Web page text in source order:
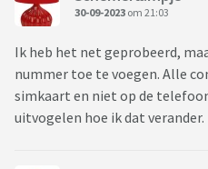
30-09-2023 om 21:03
Ik heb het net geprobeerd,
nummer toe te voegen. Alle
simkaart en niet op de
uitvogelen hoe ik dat verander.